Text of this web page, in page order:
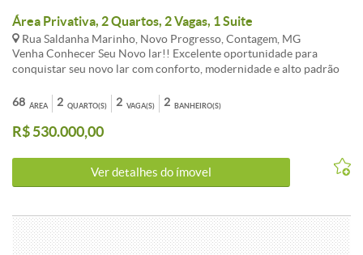
Área Privativa, 2 Quartos, 2 Vagas, 1 Suite
Rua Saldanha Marinho, Novo Progresso, Contagem, MG
Venha Conhecer Seu Novo lar!! Excelente oportunidade para
conquistar seu novo lar com conforto, modernidade e alto padrão
para dois ambientes . O empreendimento conta com elevador
sustentável, varanda gourmet, fechadura magnética e previsão para
medição individualizada de água e gás. Possui ainda sensores de
e infraestrutura para sistema de segurança. Tudo isso com
acabamento premium, incluindo bancadas em granito e pisos em
a um legado. Entre em contato e descubra mais!
ÁREA
68 QUARTO(S)
2 VAGA(S)
2 BANHEIRO(S)
2
R$ 530.000,00
Ver detalhes do ímovel